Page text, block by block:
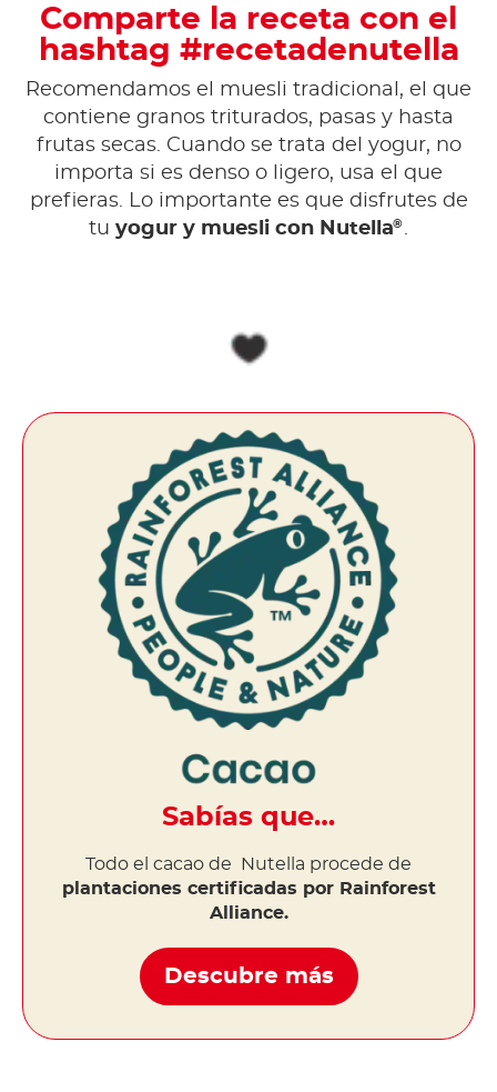
Comparte la receta con el
hashtag #recetadenutella
Recomendamos el muesli tradicional, el que
contiene granos triturados, pasas y hasta
frutas secas. Cuando se trata del yogur, no
importa si es denso o ligero, usa el que
prefieras. Lo importante es que disfrutes de
tu yogur y muesli con Nutella®.
Sabías que…
Todo el cacao de Nutella procede de
plantaciones certificadas por Rainforest
Alliance.
Descubre más